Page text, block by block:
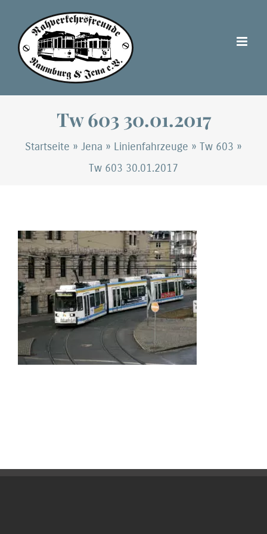
Inhalt
springen
Tw 603 30.01.2017
Startseite » Jena » Linienfahrzeuge » Tw 603 »
Tw 603 30.01.2017